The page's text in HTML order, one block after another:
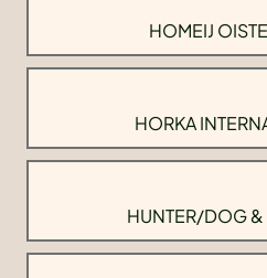
HOMEIJ
HORKA
HUNTER/DOG &